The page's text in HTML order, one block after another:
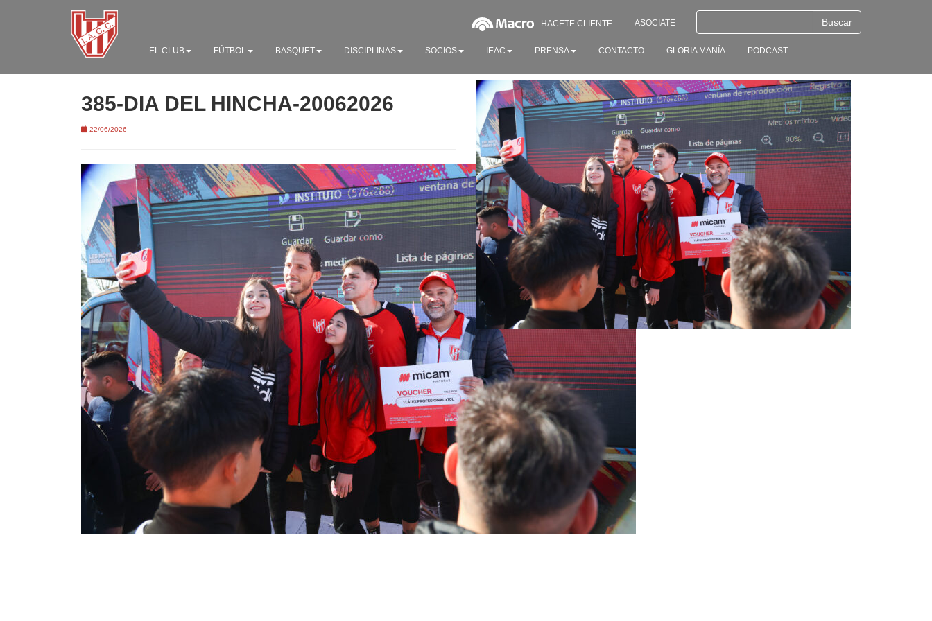
HACETE CLIENTE ASOCIATE
EL CLUB FÚTBOL BASQUET DISCIPLINAS SOCIOS IEAC PRENSA CONTACTO GLORIA MANÍA PODCAST
385-DIA DEL HINCHA-20062026
22/06/2026